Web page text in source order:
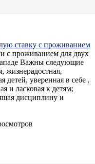
ставку с проживанием
с проживанием для двух
Важны следующие
жизнерадостная,
детей, уверенная в себе ,
и ласковая к детям;
дисциплину и